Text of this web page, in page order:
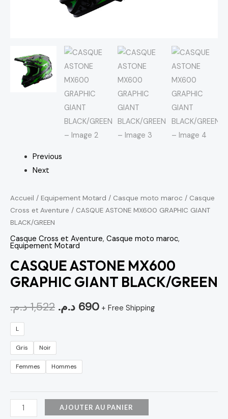
Previous
Next
Accueil / Equipement Motard / Casque moto maroc / Casque
Cross et Aventure / CASQUE ASTONE MX600 GRAPHIC GIANT
BLACK/GREEN
Casque Cross et Aventure, Casque moto maroc,
Equipement Motard
CASQUE ASTONE MX600
GRAPHIC GIANT BLACK/GREEN
1,522 د.م. 690 د.م. + Free Shipping
L
Gris Noir
Femmes Hommes
AJOUTER AU PANIER